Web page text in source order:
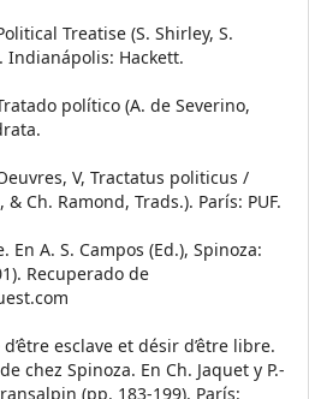
Treatise (S. Shirley, S.
Indianápolis: Hackett.
político (A. de Severino,
V, Tractatus politicus /
Ch. Ramond, Trads.). París: PUF.
En A. S. Campos (Ed.), Spinoza:
Recuperado de
esclave et désir d’être libre.
chez Spinoza. En Ch. Jaquet y P.-
(pp. 183-199). París: